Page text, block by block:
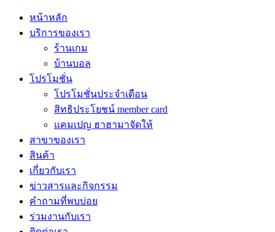
หน้าหลัก
บริการของเรา
ร้านเกม
บ้านบอล
โปรโมชั่น
โปรโมชั่นประจำเดือน
สิทธิประโยชน์ member card
แคมเปญ ฮาฮามาจัดให้
สาขาของเรา
สินค้า
เกี่ยวกับเรา
ข่าวสารและกิจกรรม
คำถามที่พบบ่อย
ร่วมงานกับเรา